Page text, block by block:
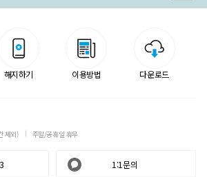
해지하기 이용방법 다운로드
제외) 주말/공휴일 휴무
1:1문의